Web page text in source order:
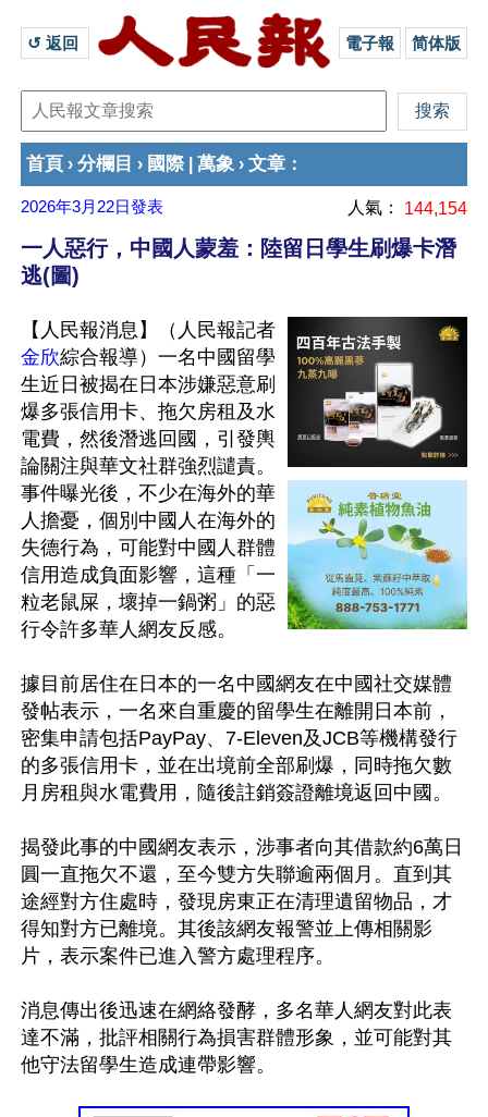
↺ 返回 電子報 简体版
首頁 › 分欄目 › 國際| 萬象 › 文章 ：
2026年3月22日發表 人氣： 144,154
一人惡行，中國人蒙羞：陸留日學生刷爆卡潛
逃(圖)
【人民報消息】（人民報記者
金欣綜合報導）一名中國留學
生近日被揭在日本涉嫌惡意刷
爆多張信用卡、拖欠房租及水
電費，然後潛逃回國，引發輿
論關注與華文社群強烈譴責。
事件曝光後，不少在海外的華
人擔憂，個別中國人在海外的
失德行為，可能對中國人群體
信用造成負面影響，這種「一
粒老鼠屎，壞掉一鍋粥」的惡
行令許多華人網友反感。
據目前居住在日本的一名中國網友在中國社交媒體
發帖表示，一名來自重慶的留學生在離開日本前，
密集申請包括PayPay、7-Eleven及JCB等機構發行
的多張信用卡，並在出境前全部刷爆，同時拖欠數
月房租與水電費用，隨後註銷簽證離境返回中國。
揭發此事的中國網友表示，涉事者向其借款約6萬日
圓一直拖欠不還，至今雙方失聯逾兩個月。直到其
途經對方住處時，發現房東正在清理遺留物品，才
得知對方已離境。其後該網友報警並上傳相關影
片，表示案件已進入警方處理程序。
消息傳出後迅速在網絡發酵，多名華人網友對此表
達不滿，批評相關行為損害群體形象，並可能對其
他守法留學生造成連帶影響。